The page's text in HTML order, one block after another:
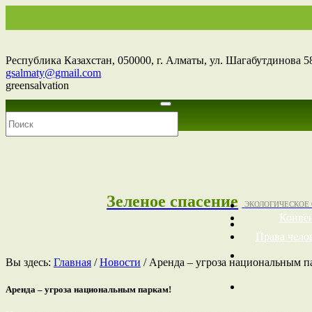
Республика Казахстан, 050000, г. Алматы, ул. Шагабутдинова
gsalmaty@gmail.com
greensalvation
Зеленое спасение
Права
Вы здесь: Главная /Новости / Аренда – угроза национальным
Аренда – угроза национальным паркам!